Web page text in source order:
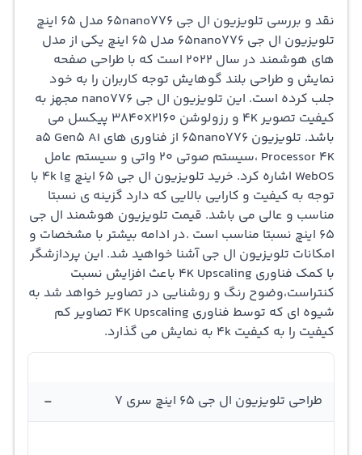
که باعث می شود که تصاویر به صورت چهار برابر بهتر نمایش
داده شوند. تلویزیون ال جی nano776 از پردازنده a5 Gen5 AI
Processor 4K برخوردار است. این پردازشگر می توان هم
کیفیت صدا و هم کیفیت تصویر را به بهترین شیوه تجزیه و
Gen5 AI Processor 4K کمک کند که کیفیت تصاویر را ارتقا
دهد و به صورت طبیعی و زنده نمایش دهد. تلویزیون ال جی
نانوسل مجهز به فناوری های Active HDR و Filmmaker Mode
می باشد. فناوری Active HDR فناوری پشتیبانی شده ی HDR
است. این فناوری می توان صحنه های تاریک با سیاهی مطلق
و صحنه های روشن را نیز روشن تر بر روی این مدل تلویزیون
تلویزیون ال جی 65 اینچ دارای سیستم صوتی دو کاناله با توان
نقد و بررسی تلویزیون ال جی 65nano776 مدل 65 اینچ
تلویزیون ال جی 65nano776 مدل 65 اینچ یکی از مدل
های هوشمند در سال 2022 است که با طراحی صفحه
نمایش و طراحی بلند گوهایش توجه کاربران را به خود
جلب کرده است. این تلویزیون ال جی nano776 مجهز به
کیفیت تصویر 4K و رزولوشن 3840X2160 پیکسل می
باشد. تلویزیون 65nano776 از فناوری های a5 Gen5 AI
Processor 4K ،سیستم صوتی 20 واتی و سیستم عامل
WebOS اشاره کرد. خرید تلویزیون ال جی 65 اینچ 4k lg با
توجه به کیفیت و کارایی بالایی که دارد گزینه ی نسبتا
مناسب و عالی می باشد. قیمت تلویزیون هوشمند ال جی
65 اینچ نسبتا مناسب است .در ادامه بیشتر با مشخصات و
امکانات تلویزیون ال جی آشنا خواهید شد. این پردازشگر
با کمک فناوری 4K Upscaling باعث افزایش نسبت
کنتراست،وضوح رنگ و روشنایی در تصاویر خواهد شد به
شیوه ای که توسط فناوری 4K Upscaling تصاویر کم
کیفیت را به کیفیت 4k به نمایش می گذارد.
طراحی تلویزیون ال جی 65 اینچ سری 7 -